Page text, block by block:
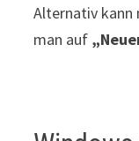
Alternativ kann
man auf